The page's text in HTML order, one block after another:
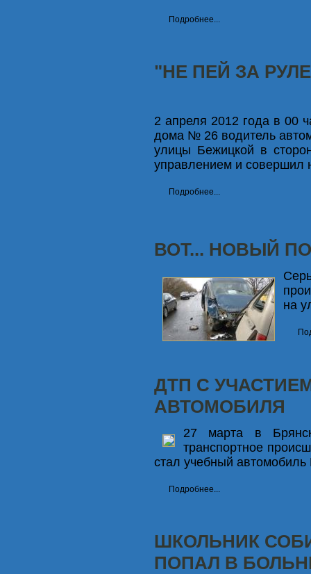
Подробнее...
"НЕ ПЕЙ ЗА
2 апреля 2012 года в 00
дома № 26 водитель
улицы Бежицкой в
управлением и совершил
Подробнее...
ВОТ... НОВЫЙ
на
ДТП С
АВТОМОБИЛЯ
27 марта в
транспортное
стал учебный
Подробнее...
ШКОЛЬНИК
ПОПАЛ В